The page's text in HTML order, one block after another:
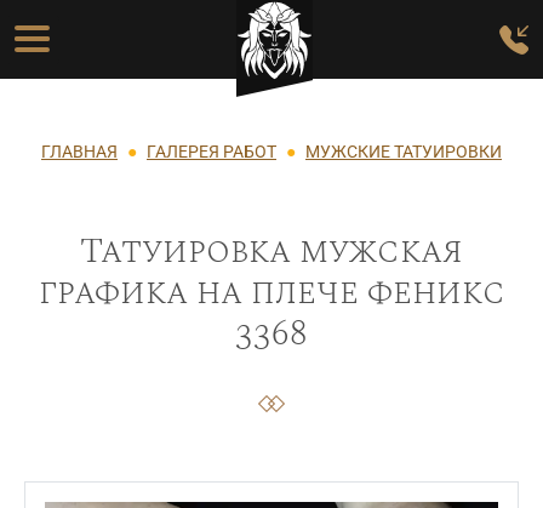
Перейти к основному содержанию
Основная навигация
Строка навигации
ГЛАВНАЯ ГАЛЕРЕЯ РАБОТ МУЖСКИЕ ТАТУИРОВКИ
Татуировка мужская
графика на плече феникс
3368